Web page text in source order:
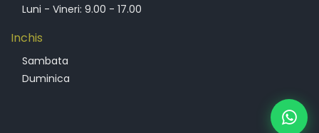
Luni - Vineri: 9.00 - 17.00
Inchis
Sambata
Duminica